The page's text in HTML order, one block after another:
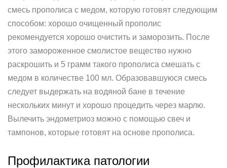
смесь прополиса с медом, которую готовят следующим
способом: хорошо очищенный прополис
рекомендуется хорошо очистить и заморозить. После
этого замороженное смолистое вещество нужно
раскрошить и 5 грамм такого прополиса смешать с
медом в количестве 100 мл. Образовавшуюся смесь
следует выдержать на водяной бане в течение
нескольких минут и хорошо процедить через марлю.
Вылечить эндометриоз можно с помощью свеч и
тампонов, которые готовят на основе прополиса.
Профилактика патологии